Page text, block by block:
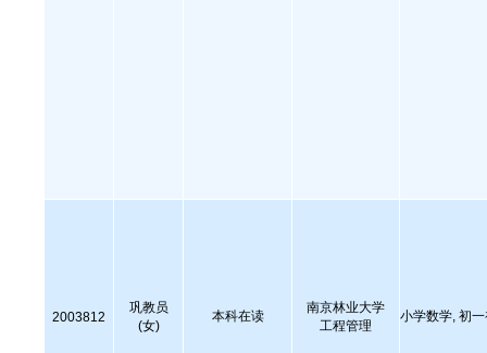
2003812
巩教员
(女)
本科在读
南京林业大学
工程管理
小学数学, 初